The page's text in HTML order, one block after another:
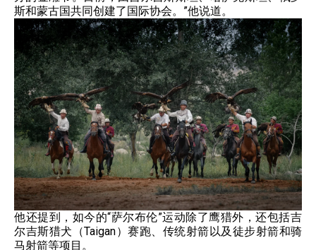
斯和蒙古国共同创建了国际协会。”他说道。
他还提到，如今的“萨尔布伦”运动除了鹰猎外，还包括吉
尔吉斯猎犬（Taigan）赛跑、传统射箭以及徒步射箭和骑
马射箭等项目。